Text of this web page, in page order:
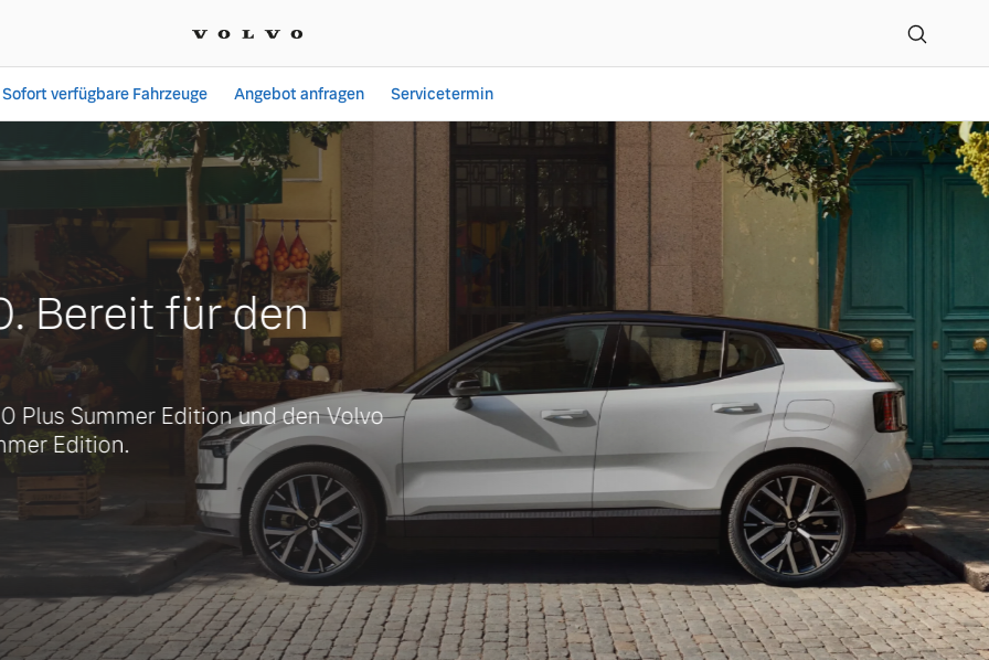
| Autohaus Stefan Geisser GmbH
Sofort verfügbare Fahrzeuge Angebot anfragen Servicetermin
für den
Summer Edition und den Volvo